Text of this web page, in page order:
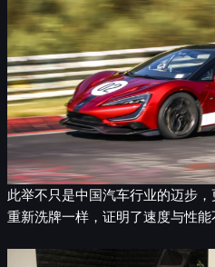
此举不只是中国汽车行业的迈步
重新洗牌一样，证明了速度与性能